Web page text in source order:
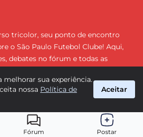
Fórum Postar
tricolor, seu ponto de encontro
o São Paulo Futebol Clube! Aqui,
debates no fórum e todas as
comunidade apaixonada pelo
#SãoPaulo #1Soberano
Todos os direitos reservados.
melhorar sua experiência.
nossa Política de
Aceitar